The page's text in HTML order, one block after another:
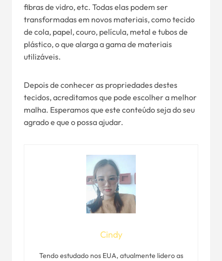
fibras de vidro, etc. Todas elas podem ser
transformadas em novos materiais, como tecido
de cola, papel, couro, película, metal e tubos de
plástico, o que alarga a gama de materiais
utilizáveis.
Depois de conhecer as propriedades destes
tecidos, acreditamos que pode escolher a melhor
malha. Esperamos que este conteúdo seja do seu
agrado e que o possa ajudar.
Cindy
Tendo estudado nos EUA, atualmente lidero as